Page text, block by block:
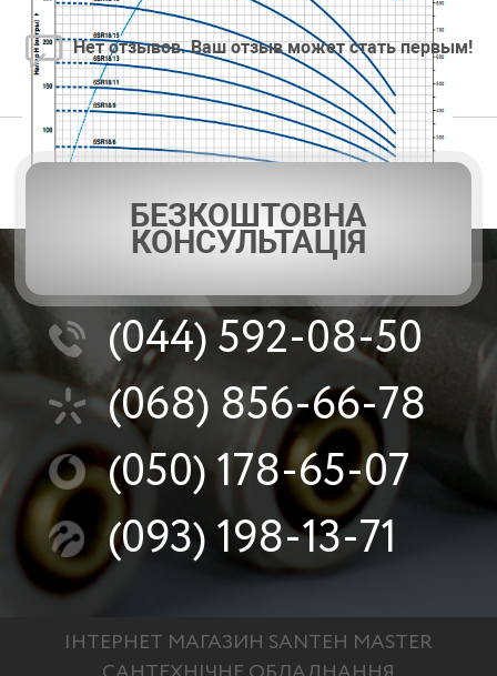
Рабочие характеристики и технические данные
Нет отзывов. Ваш отзыв может стать первым!
БЕЗКОШТОВНА
КОНСУЛЬТАЦІЯ
(044)592-08-50
(068) 856-66-78
(050)178-65-07
(093)198-13-71
ІНТЕРНЕТ МАГАЗИН SANTEH MASTER